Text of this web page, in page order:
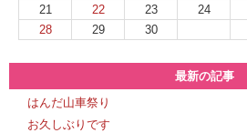
21
22 23 24
28
29 30
最新の記事
はんだ山車祭り
お久しぶりです